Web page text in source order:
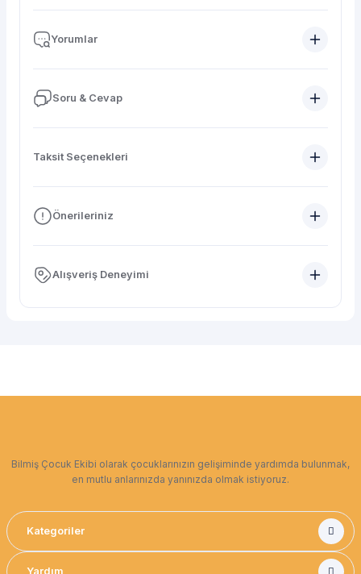
Yorumlar
Soru & Cevap
Taksit Seçenekleri
Önerileriniz
Alışveriş Deneyimi
Bilmiş Çocuk Ekibi olarak çocuklarınızın gelişiminde yardımda bulunmak,
en mutlu anlarınızda yanınızda olmak istiyoruz.
Kategoriler
Yardım